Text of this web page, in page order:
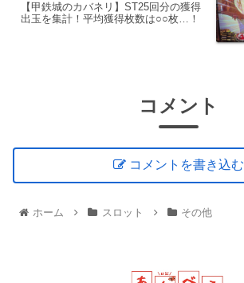
【甲鉄城のカバネリ】ST25回分の獲得
出玉を集計！平均獲得枚数は○○枚…！
コメント
コメントを書き込む
ホーム スロット その他